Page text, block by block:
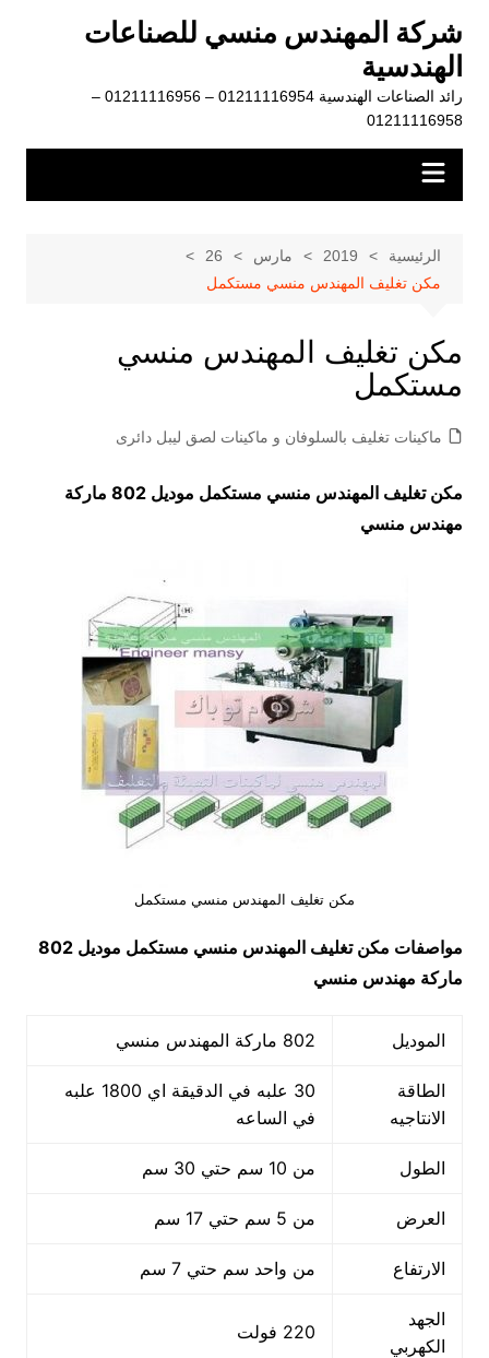
المحتوى
شركة المهندس منسي للصناعات
الهندسية
رائد الصناعات الهندسية 01211116954 – 01211116956 –
01211116958
الرئيسية 2019 مارس
26
مكن تغليف المهندس منسي مستكمل
مكن تغليف المهندس منسي
مستكمل
ماكينات تغليف بالسلوفان و ماكينات لصق ليبل دائرى
مكن تغليف المهندس منسي مستكمل موديل 802 ماركة
مهندس منسي
مكن تغليف المهندس منسي مستكمل
مواصفات مكن تغليف المهندس منسي مستكمل
موديل 802
ماركة مهندس منسي
الموديل 802 ماركة المهندس منسي
الطاقة
الانتاجيه
30 علبه في الدقيقة اي 1800 علبه
في الساعه
الطول من 10 سم حتي 30 سم
العرض من 5 سم حتي 17 سم
الارتفاع من واحد سم حتي 7 سم
الجهد
الكهربي
220 فولت